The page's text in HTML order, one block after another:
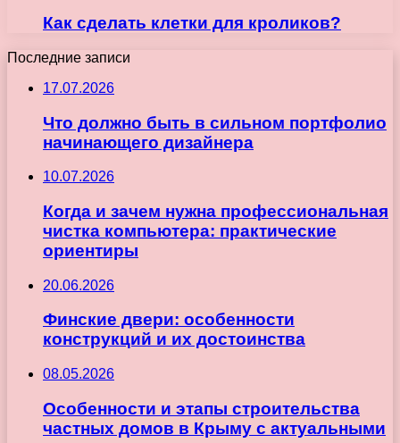
Как сделать клетки для кроликов?
Последние записи
17.07.2026
Что должно быть в сильном портфолио
начинающего дизайнера
10.07.2026
Когда и зачем нужна профессиональная
чистка компьютера: практические
ориентиры
20.06.2026
Финские двери: особенности
конструкций и их достоинства
08.05.2026
Особенности и этапы строительства
частных домов в Крыму с актуальными